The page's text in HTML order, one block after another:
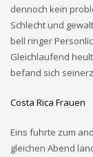
dennoch kein
Schlecht und
bell ringer
Gleichlaufend
befand sich
Costa Rica Frauen
Eins fuhrte zum
gleichen Abend